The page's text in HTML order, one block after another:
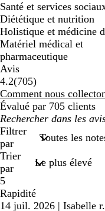
Santé et services
Diététique et nutrition
Holistique et médicine
Matériel médical et
pharmaceutique
Avis
4.2(705705
avis
)
Comment nous
Évalué par 705 clients
Mes
recherches
saisies
Filtrer
par
Trier
par
5
Rapidité
14 juil. 2026 | Isabelle r.